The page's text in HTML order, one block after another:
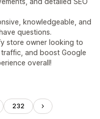
knowledgeable, and
questions.
store owner looking to
and boost Google
overall!
232